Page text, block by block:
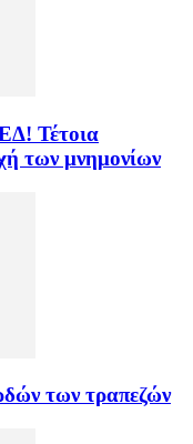
ΕΔ! Τέτοια
των μνημονίων
των τραπεζών